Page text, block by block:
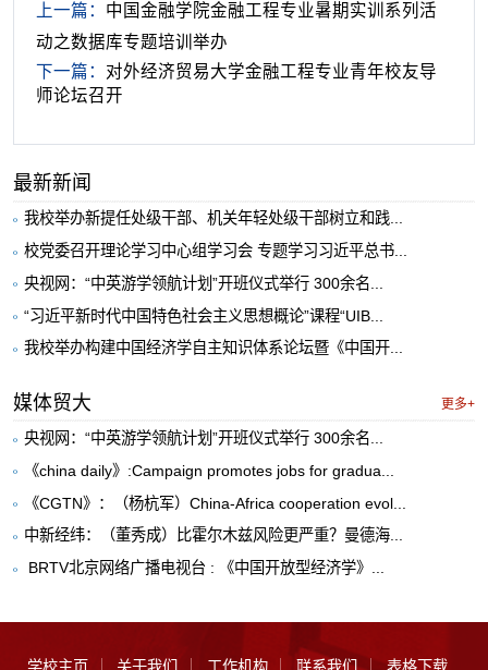
上一篇： 中国金融学院金融工程专业暑期实训系列活
动之数据库专题培训举办
下一篇： 对外经济贸易大学金融工程专业青年校友导
师论坛召开
最新新闻
我校举办新提任处级干部、机关年轻处级干部树立和践...
校党委召开理论学习中心组学习会 专题学习习近平总书...
央视网：“中英游学领航计划”开班仪式举行 300余名...
“习近平新时代中国特色社会主义思想概论”课程“UIB...
我校举办构建中国经济学自主知识体系论坛暨《中国开...
媒体贸大 更多+
央视网：“中英游学领航计划”开班仪式举行 300余名...
《china daily》:Campaign promotes jobs for gradua...
《CGTN》：（杨杭军）China-Africa cooperation evol...
中新经纬：（董秀成）比霍尔木兹风险更严重？曼德海...
​ BRTV北京网络广播电视台 : 《中国开放型经济学》...